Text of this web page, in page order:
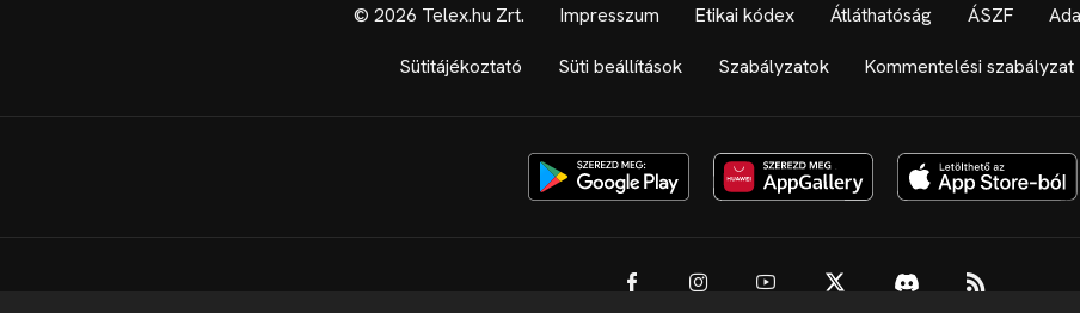
© 2026 Telex.hu Zrt. Impresszum Etikai kódex Átláthatóság ÁSZF
Sütitájékoztató Süti beállítások Szabályzatok Kommentelési szabályzat